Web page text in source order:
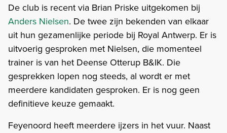
De club is recent via Brian Priske uitgekomen bij
Anders Nielsen. De twee zijn bekenden van elkaar
uit hun gezamenlijke periode bij Royal Antwerp. Er is
uitvoerig gesproken met Nielsen, die momenteel
trainer is van het Deense Otterup B&IK. Die
gesprekken lopen nog steeds, al wordt er met
meerdere kandidaten gesproken. Er is nog geen
definitieve keuze gemaakt.
Feyenoord heeft meerdere ijzers in het vuur. Naast